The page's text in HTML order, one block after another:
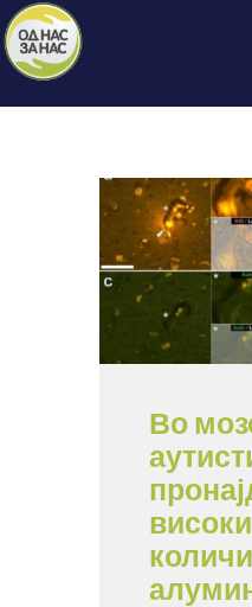
ЗА НАС
НАШЕ
ОБЈАВИ
ПРОЕКТИ
КОНТАКТ
Во
високи